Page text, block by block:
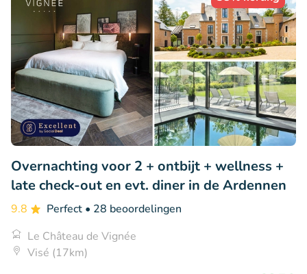
Overnachting voor 2 + ontbijt + wellness +
late check-out en evt. diner in de Ardennen
9.8 Perfect • 28 beoordelingen
Le Château de Vignée
Visé (17km)